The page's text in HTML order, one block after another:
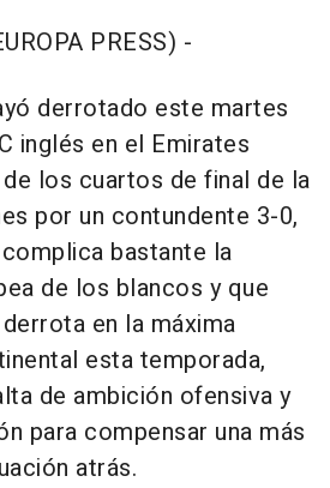
PRESS) -
derrotado este martes
inglés en el Emirates
los cuartos de final de la
por un contundente 3-0,
bastante la
de los blancos y que
en la máxima
esta temporada,
de ambición ofensiva y
para compensar una más
atrás.